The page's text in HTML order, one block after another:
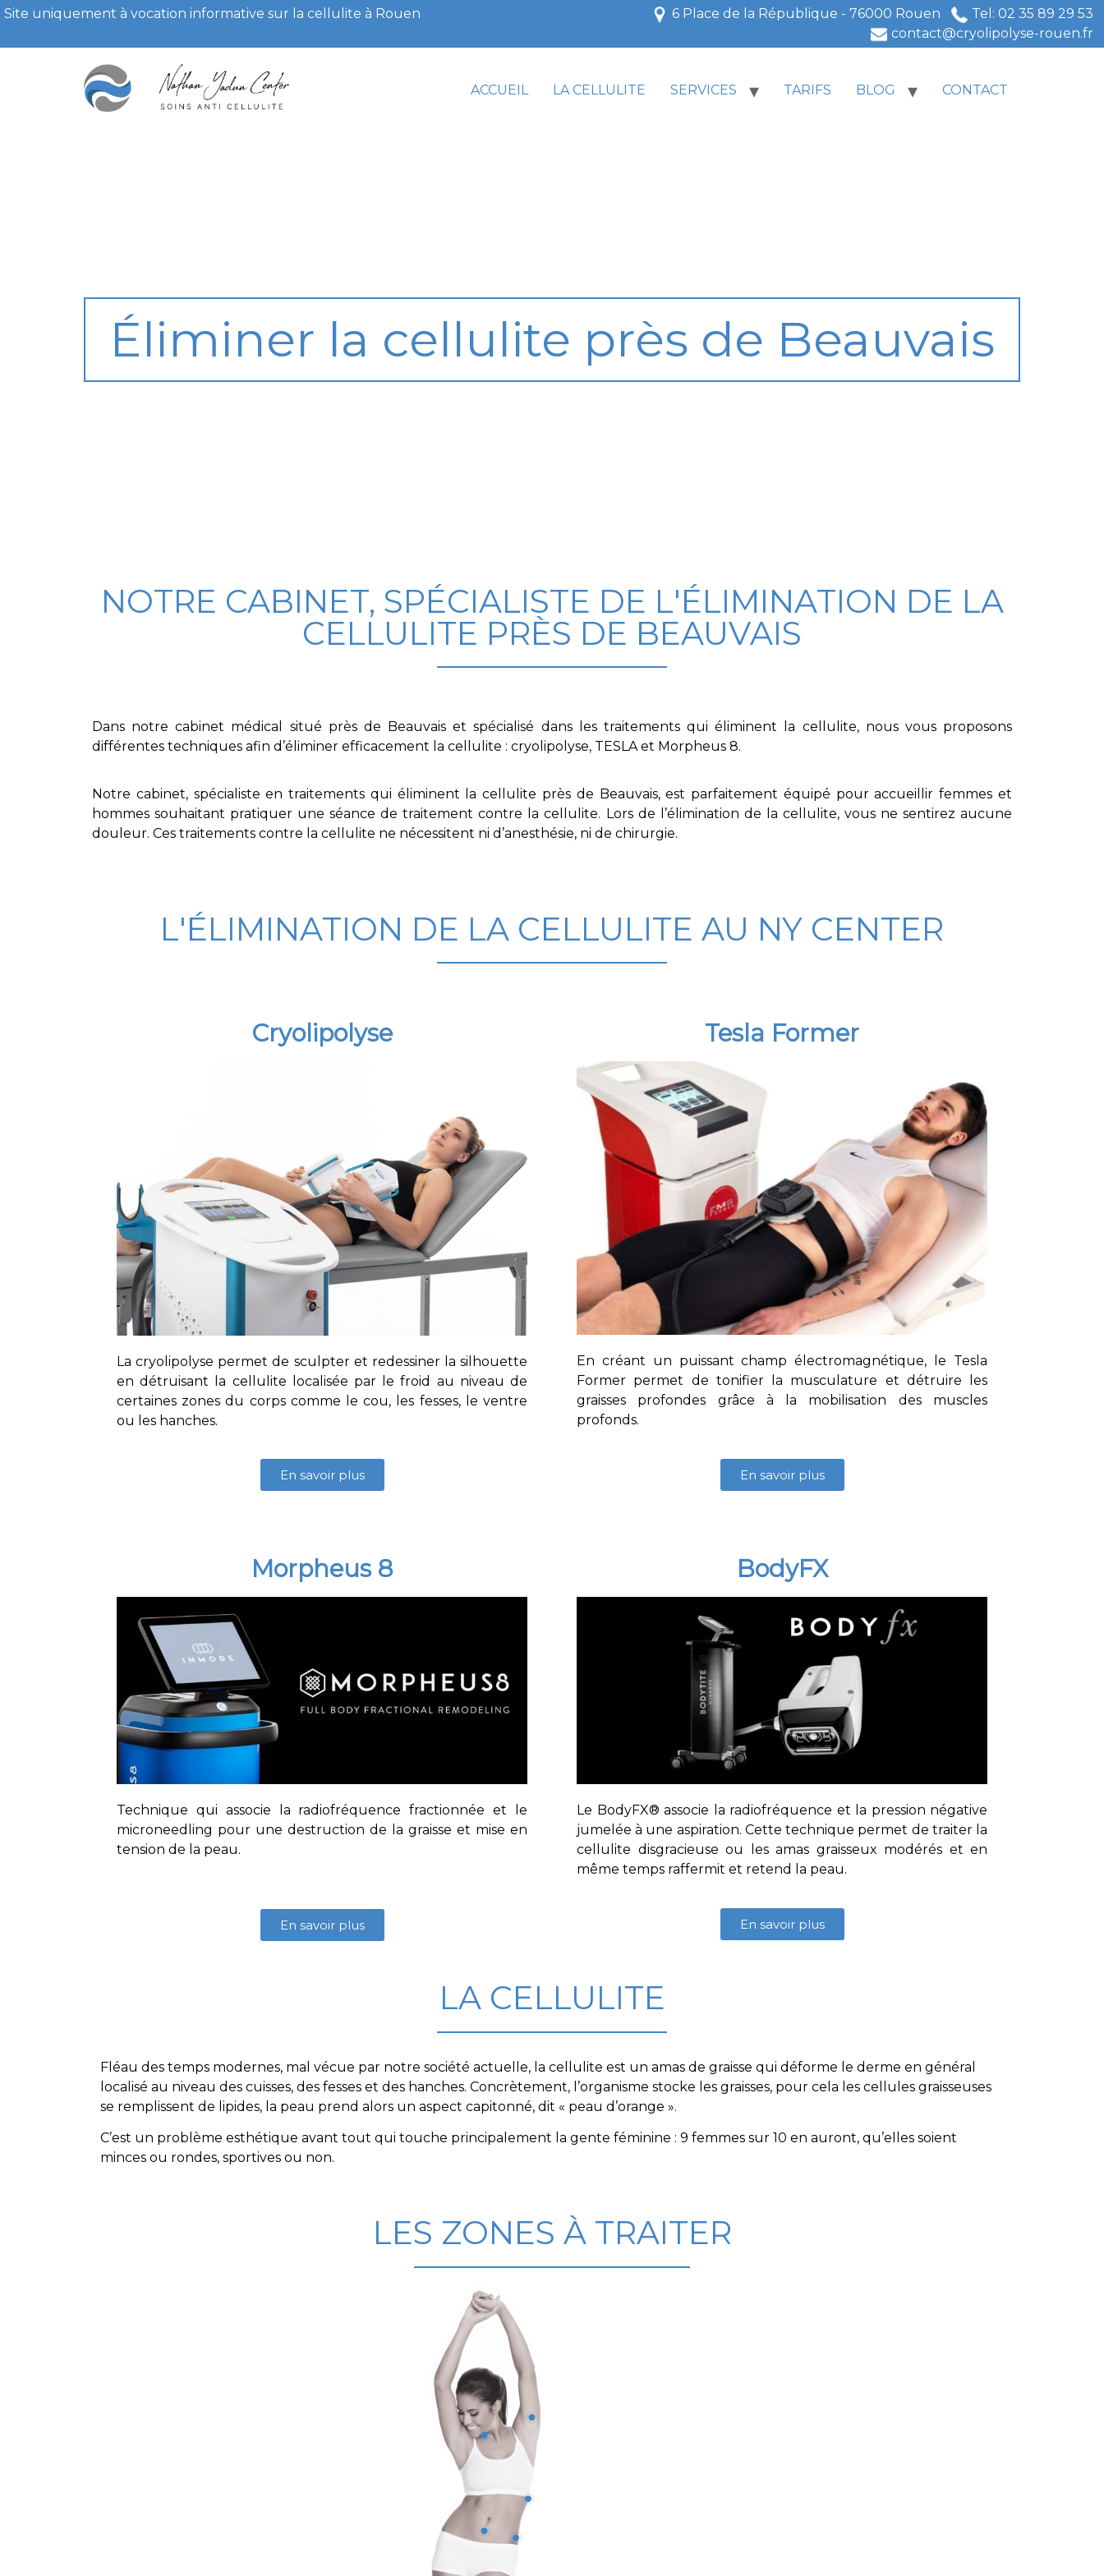
Site uniquement à vocation informative sur la cellulite à Rouen 6 Place de la République - 76000 Rouen
Tel: 02 35 89 29 53
contact@cryolipolyse-rouen.fr
ACCUEIL LA CELLULITE SERVICES TARIFS BLOG CONTACT
Éliminer la cellulite près de Beauvais
NOTRE CABINET, SPÉCIALISTE DE L'ÉLIMINATION DE LA
CELLULITE PRÈS DE BEAUVAIS
Dans notre cabinet médical situé près de Beauvais et spécialisé dans les traitements qui éliminent la cellulite, nous vous proposons
différentes techniques afin d’éliminer efficacement la cellulite : cryolipolyse, TESLA et Morpheus 8.
Notre cabinet, spécialiste en traitements qui éliminent la cellulite près de Beauvais, est parfaitement équipé pour accueillir femmes et
hommes souhaitant pratiquer une séance de traitement contre lacellulite. Lors de l’élimination de la cellulite, vous ne sentirez aucune
douleur. Ces traitements contre la cellulite ne nécessitent ni d’anesthésie, ni de chirurgie.
L'ÉLIMINATION DE LA CELLULITE AU NY CENTER
Cryolipolyse
La cryolipolyse permet de sculpter et redessiner la silhouette
en détruisant la cellulite localisée par le froid au niveau de
certaines zones du corps comme le cou, les fesses, le ventre
ou les hanches.
En savoir plus
Tesla Former
En créant un puissant champ électromagnétique, le Tesla
Former permet de tonifier la musculature et détruire les
graisses profondes grâce à la mobilisation des muscles
profonds.
En savoir plus
Morpheus 8
Technique qui associe la radiofréquence fractionnée et le
microneedling pour une destruction de la graisse et mise en
tension de la peau.
En savoir plus
BodyFX
Le BodyFX® associe la radiofréquence et la pression négative
jumelée à une aspiration. Cette technique permet de traiter la
cellulite disgracieuse ou les amas graisseux modérés et en
même temps raffermit et retend la peau.
En savoir plus
LA CELLULITE
Fléau des temps modernes, mal vécue par notre société actuelle, la cellulite est un amas de graisse qui déforme le derme en général
localisé au niveau des cuisses, des fesses et des hanches. Concrètement, l’organisme stocke les graisses, pour cela les cellules graisseuses
se remplissent de lipides, la peau prend alors un aspect capitonné, dit « peau d’orange ».
C’est un problème esthétique avant tout qui touche principalement la gente féminine : 9 femmes sur 10 en auront, qu’elles soient
minces ou rondes, sportives ou non.
LES ZONES À TRAITER